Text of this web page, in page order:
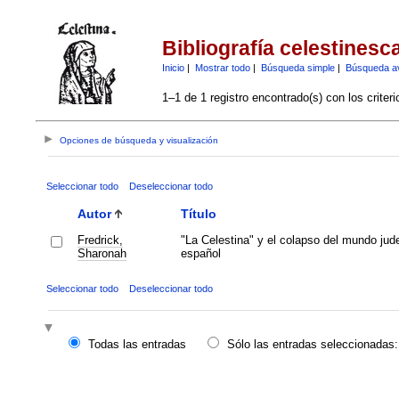
Bibliografía
Inicio| Mostrar todo| Búsqueda simple| Búsqueda
1–1 de 1 registro encontrado(s) con los
Opciones de búsqueda y visualización
Seleccionar todo Deseleccionar todo
Autor Título
Fredrick,
Sharonah
"La Celestina" y el colapso del mundo
español
Seleccionar todo Deseleccionar todo
Todas las entradas
Sólo las entradas seleccionadas: